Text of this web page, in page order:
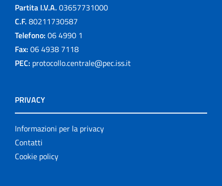
Partita I.V.A. 03657731000
C.F. 80211730587
Telefono: 06 4990 1
Fax: 06 4938 7118
PEC: protocollo.centrale@pec.iss.it
PRIVACY
Informazioni per la privacy
Contatti
Cookie policy